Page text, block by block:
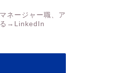
ネージャー職、ア
→ LinkedIn